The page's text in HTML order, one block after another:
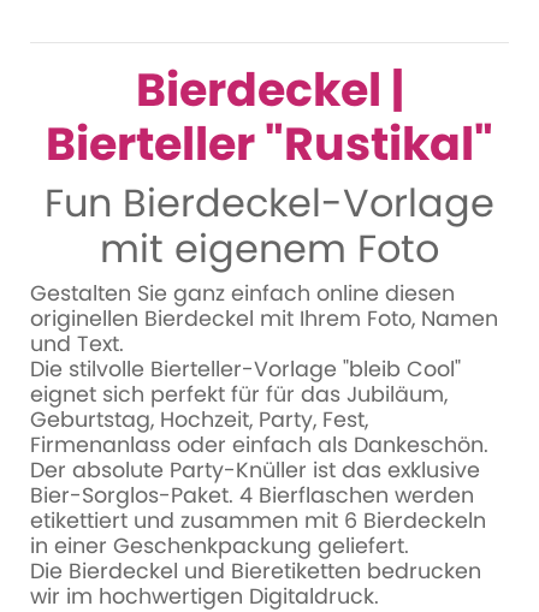
Bierdeckel |
Bierteller "Rustikal"
Fun Bierdeckel-Vorlage
mit eigenem Foto
Gestalten Sie ganz einfach online diesen
originellen Bierdeckel mit Ihrem Foto, Namen
und Text.
Die stilvolle Bierteller-Vorlage "bleib Cool"
eignet sich perfekt für für das Jubiläum,
Geburtstag, Hochzeit, Party, Fest,
Firmenanlass oder einfach als Dankeschön.
Der absolute Party-Knüller ist das exklusive
Bier-Sorglos-Paket. 4 Bierflaschen werden
etikettiert und zusammen mit 6 Bierdeckeln
in einer Geschenkpackung geliefert.
Die Bierdeckel und Bieretiketten bedrucken
wir im hochwertigen Digitaldruck.